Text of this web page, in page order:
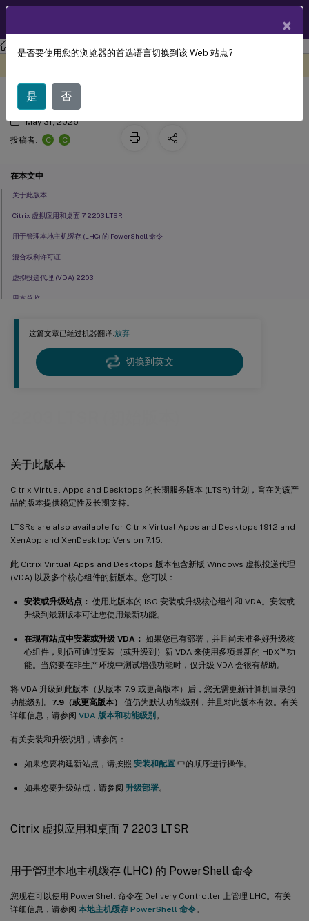
Citrix Virtual Apps and Desktops 7 2203 LTSR
这篇文章已经过机器翻译.放弃
切换到英文
关于此版本
Citrix Virtual Apps and Desktops 的长期服务版本 (LTSR) 计划，旨在为该产
品的版本提供稳定性及长期支持。
LTSRs are also available for Citrix Virtual Apps and Desktops 1912 and
XenApp and XenDesktop Version 7.15.
此 Citrix Virtual Apps and Desktops 版本包含新版 Windows 虚拟投递代理
(VDA) 以及多个核心组件的新版本。您可以：
安装或升级站点： 使用此版本的 ISO 安装或升级核心组件和 VDA。安装或
升级到最新版本可让您使用最新功能。
在现有站点中安装或升级 VDA： 如果您已有部署，并且尚未准备好升级核
心组件，则仍可通过安装（或升级到）新 VDA 来使用多项最新的 HDX ™功
能。当您要在非生产环境中测试增强功能时，仅升级 VDA 会很有帮助。
将 VDA 升级到此版本（从版本 7.9 或更高版本）后，您无需更新计算机目录的
功能级别。 7.9（或更高版本）
值仍为默认功能级别，并且对此版本有效。有关
详细信息，请参阅 VDA 版本和功能级别 。
有关安装和升级说明，请参阅：
如果您要构建新站点，请按照 安装和配置 中的顺序进行操作。
如果您要升级站点，请参阅 升级部署。
Citrix 虚拟应用和桌面 7 2203 LTSR
用于管理本地主机缓存 (LHC) 的 PowerShell 命令
您现在可以使用 PowerShell 命令在 Delivery Controller 上管理 LHC。有关
详细信息，请参阅 本地主机缓存 PowerShell 命令。
2203 LTSR (初始版本)
May 31, 2026
投稿者:
C C
在本文中
关于此版本
Citrix 虚拟应用和桌面 7 2203 LTSR
用于管理本地主机缓存 (LHC) 的 PowerShell 命令
混合权利许可证
虚拟投递代理 (VDA) 2203
思杰总监
思杰工作室
思杰预配 ™2203 LTSR 初始版本
Linux 虚拟投递代理 2203 LTSR 初始版本
2203 LTSR 初始版本基线组件
2203 LTSR 初始版本值得注意的排除项
×
是否要使用您的浏览器的首选语言切换到该 Web 站点?
是 否